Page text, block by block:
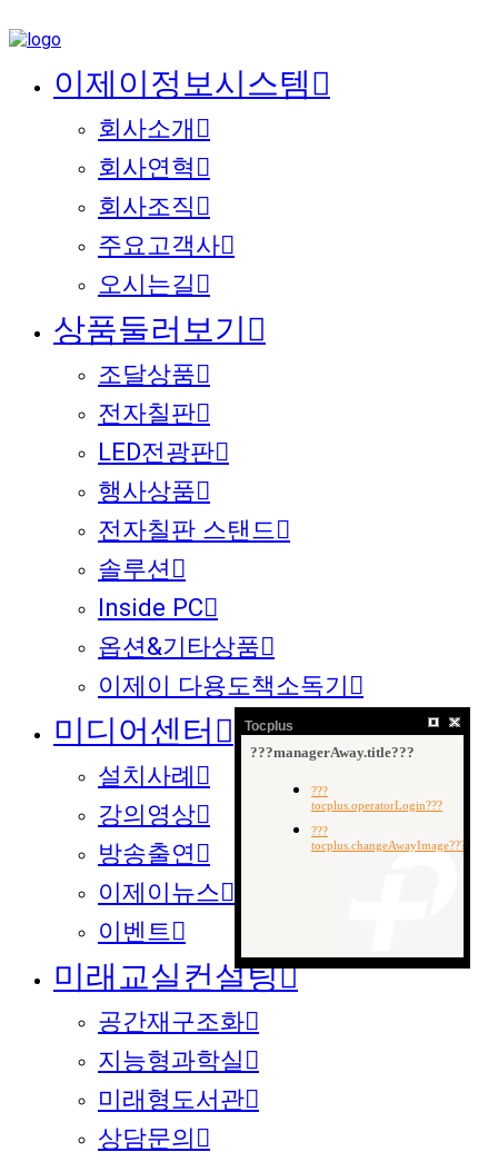
이제이정보시스템
회사소개
회사연혁
회사조직
주요고객사
오시는길
상품둘러보기
조달상품
전자칠판
LED전광판
행사상품
전자칠판 스탠드
솔루션
Inside PC
옵션&기타상품
이제이 다용도책소독기
미디어센터
설치사례
강의영상
방송출연
이제이뉴스
이벤트
미래교실컨설팅
공간재구조화
지능형과학실
미래형도서관
상담문의
Tocplus